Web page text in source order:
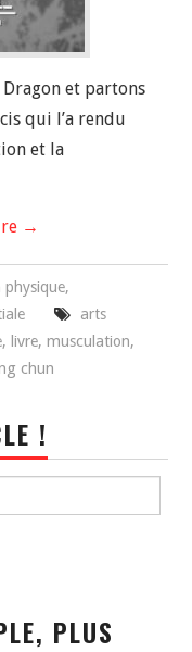
et partons
qui l’a rendu
et la
→
physique,
arts
, livre,musculation,
chun
!
PLUS